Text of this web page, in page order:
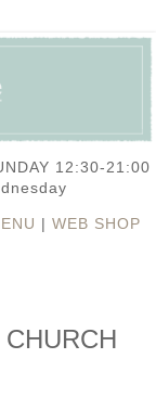
12:30-21:00
| WEB SHOP
CHURCH